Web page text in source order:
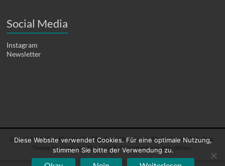
Social Media
Instagram
Newsletter
Copyright © 2026Blog der Stadtbücherei Würzburg. Alle Rechte vorbehalten.
Theme Spaciousvon ThemeGrill. Präsentiert von:WordPress .
Diese Website verwendet Cookies. Für eine optimale Nutzung,
stimmen Sie bitte der Verwendung zu.